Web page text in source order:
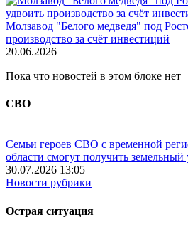
Молзавод "Белого медведя" под
производство за счёт инвестиций
20.06.2026
Пока что новостей в этом блоке нет
СВО
Семьи героев СВО с временной
области смогут получить земельный
30.07.2026 13:05
Новости рубрики
Острая ситуация